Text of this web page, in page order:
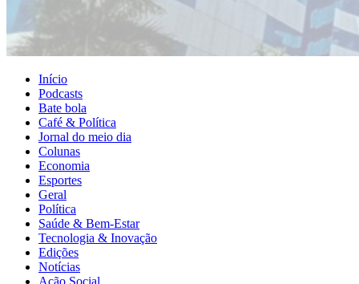
Início
Podcasts
Bate bola
Café & Política
Jornal do meio dia
Colunas
Economia
Esportes
Geral
Política
Saúde & Bem-Estar
Tecnologia & Inovação
Edições
Notícias